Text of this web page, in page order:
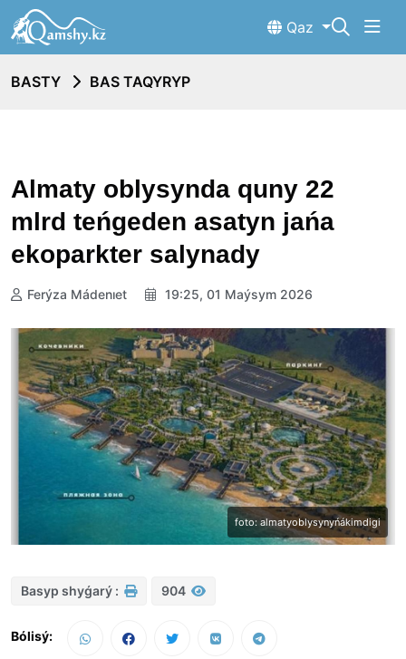
Qaz
BASTY BAS TAQYRYP
Almaty oblysynda quny 22
mlrd teńgeden asatyn jańa
ekoparkter salynady
Ferýza Mádenıet 19:25, 01 Maýsym 2026
foto: almatyoblysynyńákimdigi
Basyp shyǵarý : 904
Bólisý: